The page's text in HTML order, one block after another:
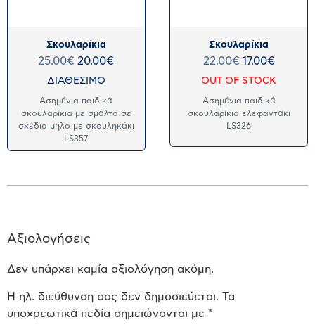
Σκουλαρίκια
25.00€ 20.00€
ΔΙΑΘΕΣΙΜΟ
Ασημένια παιδικά
σκουλαρίκια με σμάλτο σε
σχέδιο μήλο με σκουληκάκι
LS357
Σκουλαρίκια
22.00€ 17.00€
OUT OF STOCK
Ασημένια παιδικά
σκουλαρίκια ελεφαντάκι
LS326
Αξιολογήσεις
Δεν υπάρχει καμία αξιολόγηση ακόμη.
Η ηλ. διεύθυνση σας δεν δημοσιεύεται. Τα
υποχρεωτικά πεδία σημειώνονται με *